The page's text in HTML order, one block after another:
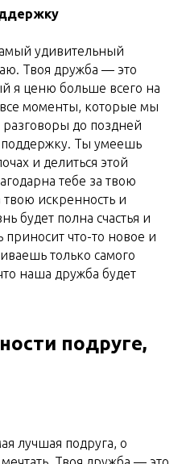
удивительный
Твоя дружба — это
я ценю больше всего на
все моменты, которые мы
разговоры до поздней
поддержку. Ты умеешь
и делиться этой
тебе за твою
твою искренность и
будет полна счастья и
что-то новое и
только самого
наша дружба будет
подруге,
лучшая подруга, о